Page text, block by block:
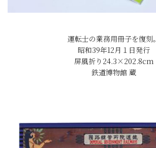
運転士の業務用冊子を復刻。
昭和39年12月１日発行
屏風折り24.3×202.8cm
鉄道博物館 蔵